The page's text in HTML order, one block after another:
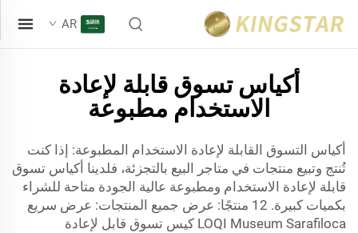
AR
أكياس تسوق قابلة لإعادة
الاستخدام مطبوعة
أكياس التسوق القابلة لإعادة الاستخدام المطبوعة: إذا كنت
تُنتج وتبيع منتجات في متاجر البيع بالتجزئة، فلدينا أكياس تسوق
قابلة لإعادة الاستخدام ومطبوعة عالية الجودة متاحة للشراء
بكميات كبيرة. 12 منتجًا: عرض جميع المنتجات: عرض سريع
LOQI Museum Sarafiloca كيس تسوق قابل لإعادة